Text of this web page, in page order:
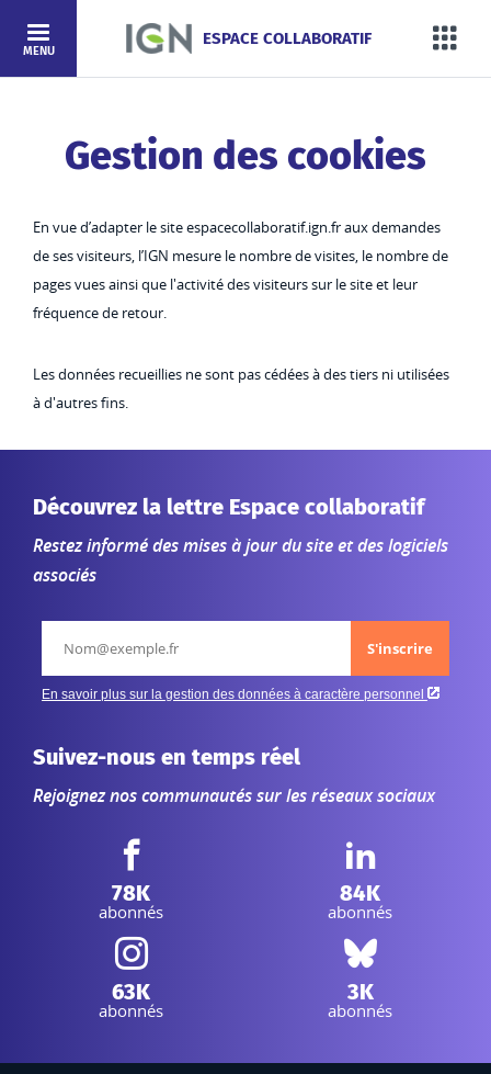
Aller au contenu
ESPACE COLLABORATIF
MENU
Gestion des cookies
En vue d’adapter le site espacecollaboratif.ign.fr aux demandes
de ses visiteurs, l’IGN mesure le nombre de visites, le nombre de
pages vues ainsi que l'activité des visiteurs sur le site et leur
fréquence de retour.
Les données recueillies ne sont pas cédées à des tiers ni utilisées
à d'autres fins.
Découvrez la lettre Espace collaboratif
Restez informé des mises à jour du site et des logiciels
associés
Suivez-nous en temps réel
Rejoignez nos communautés sur les réseaux sociaux
Facebook IGN :
78K
abonnés
LinkedIn IGN :
84K
abonnés
Instagram IGN :
63K
abonnés
Bluesky IGN :
3K
abonnés